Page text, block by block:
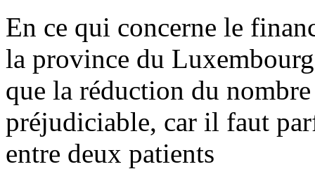
En ce qui concerne le
la province du
que la réduction du
préjudiciable, car il faut
entre deux patients